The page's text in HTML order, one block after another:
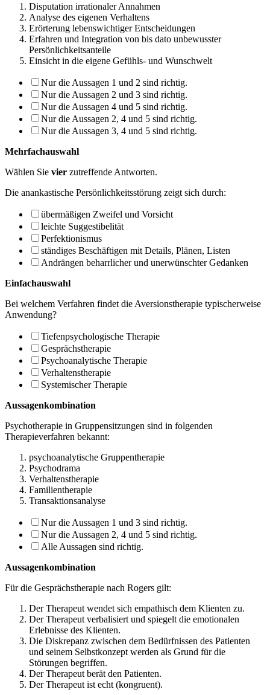
Disputation irrationaler Annahmen
Analyse des eigenen Verhaltens
Erörterung lebenswichtiger Entscheidungen
Erfahren und Integration von bis dato unbewusster
Persönlichkeitsanteile
Einsicht in die eigene Gefühls- und Wunschwelt
Nur die Aussagen 1 und 2 sind richtig.
Nur die Aussagen 2 und 3 sind richtig.
Nur die Aussagen 4 und 5 sind richtig.
Nur die Aussagen 2, 4 und 5 sind richtig.
Nur die Aussagen 3, 4 und 5 sind richtig.
Mehrfachauswahl
Wählen Sie vier zutreffende Antworten.
Die anankastische Persönlichkeitsstörung zeigt sich durch:
übermäßigen Zweifel und Vorsicht
leichte Suggestibelität
Perfektionismus
ständiges Beschäftigen mit Details, Plänen, Listen
Andrängen beharrlicher und unerwünschter Gedanken
Einfachauswahl
Bei welchem Verfahren findet die Aversionstherapie typischerweise
Anwendung?
Tiefenpsychologische Therapie
Gesprächstherapie
Psychoanalytische Therapie
Verhaltenstherapie
Systemischer Therapie
Aussagenkombination
Psychotherapie in Gruppensitzungen sind in folgenden
Therapieverfahren bekannt:
psychoanalytische Gruppentherapie
Psychodrama
Verhaltenstherapie
Familientherapie
Transaktionsanalyse
Nur die Aussagen 1 und 3 sind richtig.
Nur die Aussagen 2, 4 und 5 sind richtig.
Alle Aussagen sind richtig.
Aussagenkombination
Für die Gesprächstherapie nach Rogers gilt:
Der Therapeut wendet sich empathisch dem Klienten zu.
Der Therapeut verbalisiert und spiegelt die emotionalen
Erlebnisse des Klienten.
Die Diskrepanz zwischen dem Bedürfnissen des Patienten
und seinem Selbstkon­zept werden als Grund für die
Störungen begriffen.
Der Therapeut berät den Patienten.
Der Therapeut ist echt (kongruent).